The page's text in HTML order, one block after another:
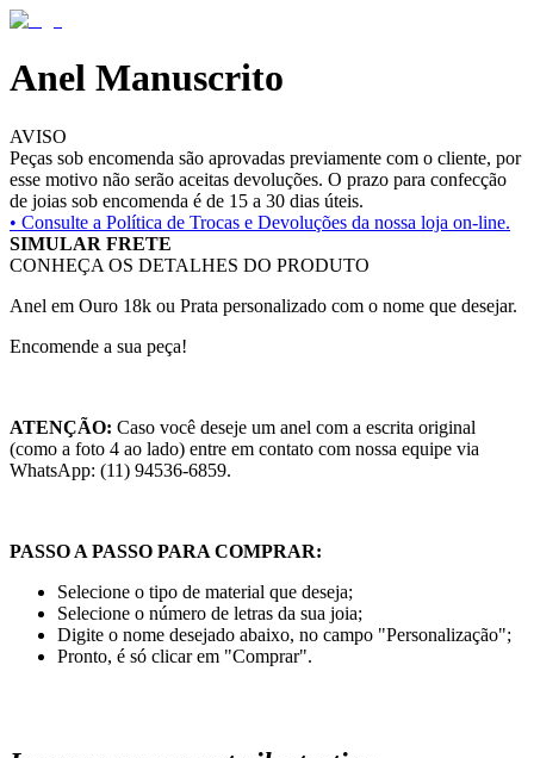
Anel Manuscrito
AVISO
Peças sob encomenda são aprovadas previamente com o cliente, por
esse motivo não serão aceitas devoluções. O prazo para confecção
de joias sob encomenda é de 15 a 30 dias úteis.
• Consulte a Política de Trocas e Devoluções da nossa loja on-line.
SIMULAR FRETE
CONHEÇA OS DETALHES DO PRODUTO
Anel em Ouro 18k ou Prata personalizado com o nome que desejar.
Encomende a sua peça!
ATENÇÃO: Caso você deseje um anel com a escrita original
(como a foto 4 ao lado) entre em contato com nossa equipe via
WhatsApp: (11) 94536-6859.
PASSO A PASSO PARA COMPRAR:
Selecione o tipo de material que deseja;
Selecione o número de letras da sua joia;
Digite o nome desejado abaixo, no campo "Personalização";
Pronto, é só clicar em "Comprar".